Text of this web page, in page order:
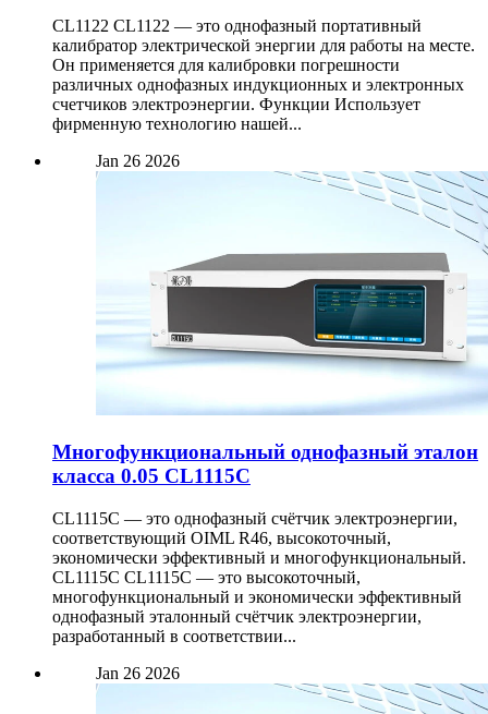
CL1122 CL1122 — это однофазный портативный
калибратор электрической энергии для работы на месте.
Он применяется для калибровки погрешности
различных однофазных индукционных и электронных
счетчиков электроэнергии. Функции Использует
фирменную технологию нашей...
Jan 26 2026
Многофункциональный однофазный эталон
класса 0.05 CL1115C
CL1115C — это однофазный счётчик электроэнергии,
соответствующий OIML R46, высокоточный,
экономически эффективный и многофункциональный.
CL1115C CL1115C — это высокоточный,
многофункциональный и экономически эффективный
однофазный эталонный счётчик электроэнергии,
разработанный в соответствии...
Jan 26 2026